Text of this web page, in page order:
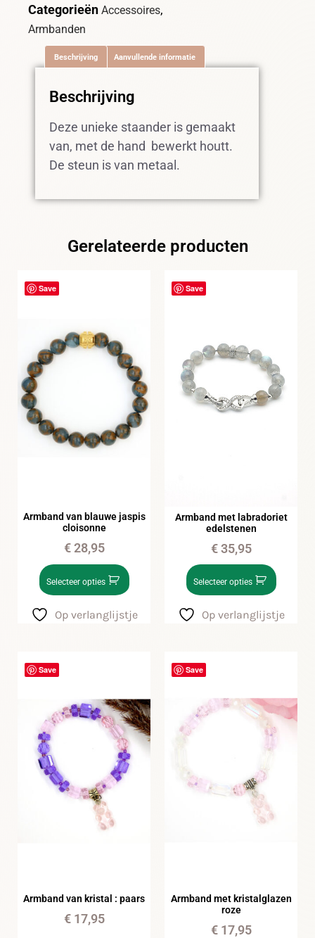
Categorieën Accessoires,
Armbanden
Beschrijving Aanvullende informatie
Beschrijving
Deze unieke staander is gemaakt
van, met de hand bewerkt houtt.
De steun is van metaal.
Gerelateerde producten
Save
Armband van blauwe jaspis
cloisonne
€28,95
Selecteer opties
Op verlanglijstje
Save
Armband met labradoriet
edelstenen
€35,95
Selecteer opties
Op verlanglijstje
Save
Armband van kristal : paars
€17,95
Save
Armband met kristalglazen
roze
€17,95